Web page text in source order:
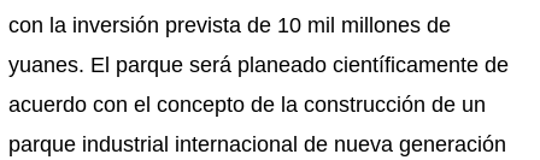
con la inversión prevista de 10 mil millones de
yuanes. El parque será planeado científicamente de
acuerdo con el concepto de la construcción de un
parque industrial internacional de nueva generación